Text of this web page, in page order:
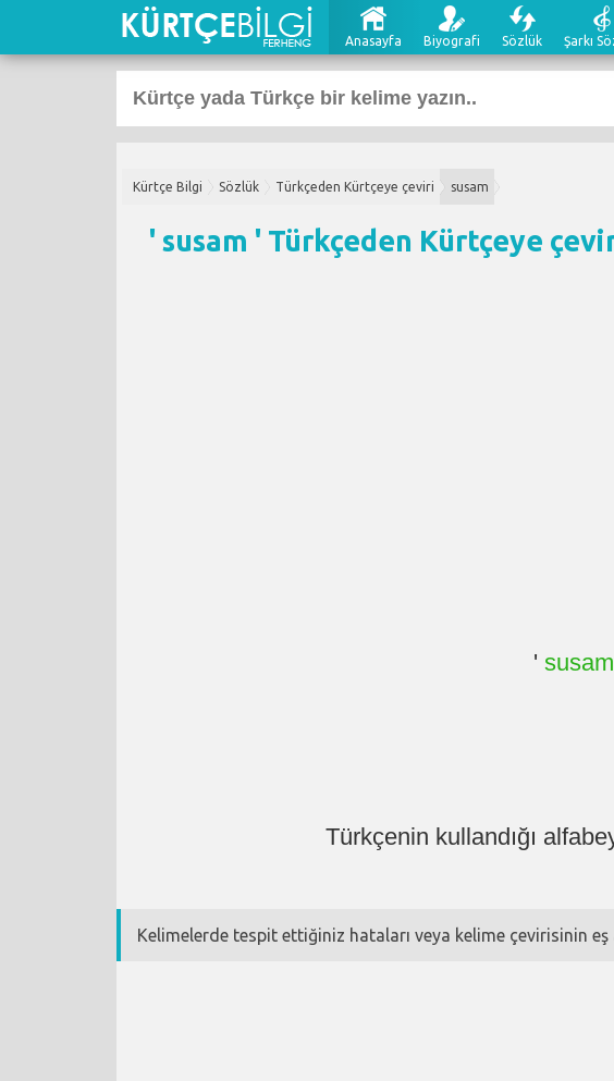
Anasayfa Biyografi Sözlük Şarkı
Kürtçe Bilgi Sözlük Türkçeden Kürtçeye çeviri susam
' susam ' Türkçeden Kürtçeye
' susam
Türkçenin kullandığı
Kelimelerde tespit ettiğiniz hataları veya kelime çevirisinin